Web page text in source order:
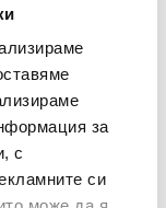
за
с
си
МАСАТА
ЗА ДОМА
ЗА ДОМА
И КНИГИ
DIXON
ARAM